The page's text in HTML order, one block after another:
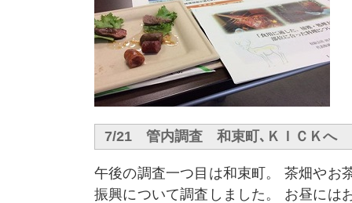
7/21 管内調査 和束町､ＫＩＣＫへ
午後の調査一つ目は和束町。 茶畑やお
振興について調査しました。 お昼には